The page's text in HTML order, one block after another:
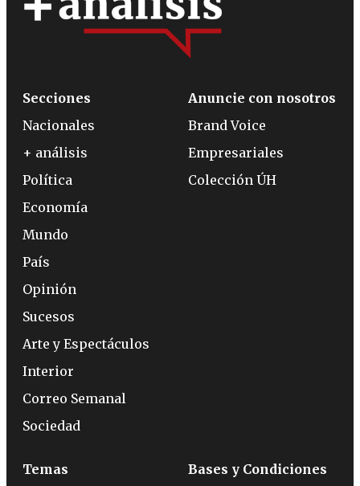
Secciones
Nacionales
+ análisis
Política
Economía
Mundo
País
Opinión
Sucesos
Arte y Espectáculos
Interior
Correo Semanal
Sociedad
Anuncie con nosotros
Brand Voice
Empresariales
Colección ÚH
Temas Bases y Condiciones